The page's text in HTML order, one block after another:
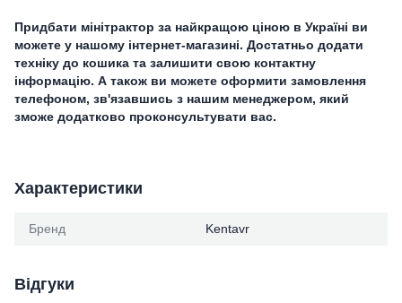
Придбати мінітрактор за найкращою ціною в Україні ви
можете у нашому інтернет-магазині. Достатньо додати
техніку до кошика та залишити свою контактну
інформацію. А також ви можете оформити замовлення
телефоном, зв'язавшись з нашим менеджером, який
зможе додатково проконсультувати вас.
Характеристики
Бренд Kentavr
Відгуки